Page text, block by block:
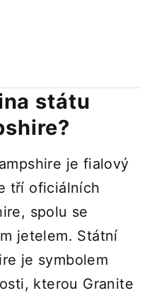
státu
je fialový
tří oficiálních
spolu se
jetelem. Státní
je symbolem
kterou Granite